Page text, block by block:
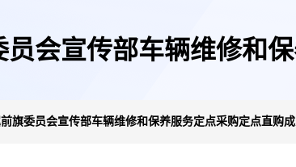
会宣传部车辆维修和
旗委员会宣传部车辆维修和保养服务定点采购定点直购